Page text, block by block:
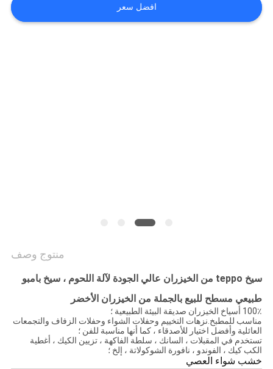
PRIVACY
افضل سعر
منتوج وصف
سيخ teppo من الخيزران عالي الجودة لآلة اللحوم ، سيخ بامبو
طبيعي مسطح للبيع بالجملة من الخيزران الأخضر
100٪ أسياخ الخيزران صديقة البيئة الطبيعية ؛
مناسب للمطبخ.نزهات التخييم وحفلات الشواء وحفلات الزفاف والتجمعات
العائلية وأفضل اختيار للأصدقاء ، كما أنها مناسبة للفن ؛
تستخدم في المقبلات ، السانك ، سلطة الفاكهة ، تزيين الكيك ، أغطية
الكب كيك ، الفوندو ، نافورة الشوكولاتة ، إلخ ؛
خشب شواء العصي